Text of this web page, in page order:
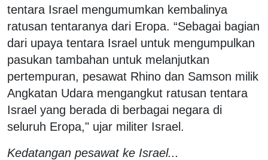
tentara Israel mengumumkan kembalinya
ratusan tentaranya dari Eropa. “Sebagai bagian
dari upaya tentara Israel untuk mengumpulkan
pasukan tambahan untuk melanjutkan
pertempuran, pesawat Rhino dan Samson milik
Angkatan Udara mengangkut ratusan tentara
Israel yang berada di berbagai negara di
seluruh Eropa," ujar militer Israel.
Kedatangan pesawat ke Israel...